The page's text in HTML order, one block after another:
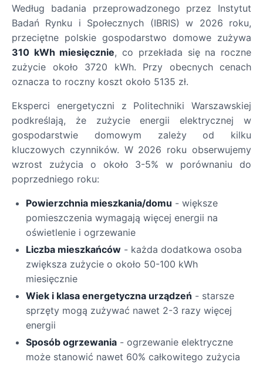
Według badania przeprowadzonego przez Instytut
Badań Rynku i Społecznych (IBRIS) w 2026 roku,
przeciętne polskie gospodarstwo domowe zużywa
310 kWh miesięcznie, co przekłada się na roczne
zużycie około 3720 kWh. Przy obecnych cenach
oznacza to roczny koszt około 5135 zł.
Eksperci energetyczni z Politechniki Warszawskiej
podkreślają, że zużycie energii elektrycznej w
gospodarstwie domowym zależy od kilku
kluczowych czynników. W 2026 roku obserwujemy
wzrost zużycia o około 3-5% w porównaniu do
poprzedniego roku:
Powierzchnia mieszkania/domu - większe
pomieszczenia wymagają więcej energii na
oświetlenie i ogrzewanie
Liczba mieszkańców - każda dodatkowa osoba
zwiększa zużycie o około 50-100 kWh
miesięcznie
Wiek i klasa energetyczna urządzeń - starsze
sprzęty mogą zużywać nawet 2-3 razy więcej
energii
Sposób ogrzewania - ogrzewanie elektryczne
może stanowić nawet 60% całkowitego zużycia